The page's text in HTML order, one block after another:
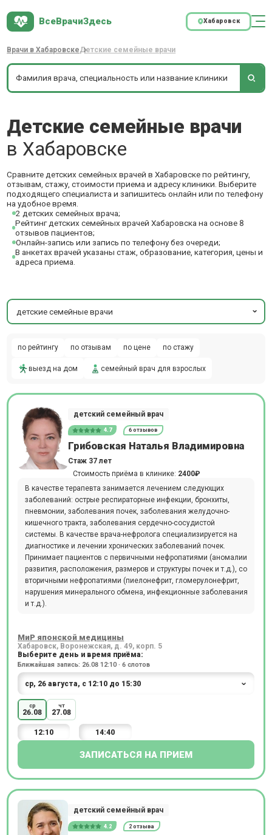
ВсеВрачиЗдесь Хабаровск
Врачи в ХабаровскеДетские семейные врачи
Детские семейные врачи
в Хабаровске
Сравните детских семейных врачей в Хабаровске по рейтингу,
отзывам, стажу, стоимости приема и адресу клиники. Выберите
подходящего специалиста и запишитесь онлайн или по телефону
на удобное время.
2 детских семейных врача;
Рейтинг детских семейных врачей Хабаровска на основе 8
отзывов пациентов;
Онлайн-запись или запись по телефону без очереди;
В анкетах врачей указаны стаж, образование, категория, цены и
адреса приема.
детские семейные врачи
по рейтингу по отзывам по цене по стажу
выезд на дом семейный врач для взрослых
детский семейный врач
4.7 6 отзывов
Грибовская Наталья Владимировна
Стаж 37 лет
Стоимость приёма в клинике: 2400₽
В качестве терапевта занимается лечением следующих
заболеваний: острые респираторные инфекции, бронхиты,
пневмонии, заболевания почек, заболевания желудочно-
кишечного тракта, заболевания сердечно-сосудистой
системы. В качестве врача-нефролога специализируется на
диагностике и лечении хронических заболеваний почек.
Принимает пациентов с первичными нефропатиями (аномалии
развития, расположения, размеров и структуры почек и т.д.), со
вторичными нефропатиями (пиелонефрит, гломерулонефрит,
нарушения минерального обмена, инфекционные заболевания
и т.д.).
МиР японской медицины
Хабаровск, Воронежская, д. 49, корп. 5
Выберите день и время приёма:
Ближайшая запись: 26.08 12:10 · 6 слотов
ср
26.08
чт
27.08
12:10 14:40
ЗАПИСАТЬСЯ НА ПРИЕМ
детский семейный врач
4.2 2 отзыва